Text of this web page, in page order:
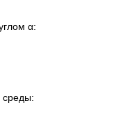
α:
среды: